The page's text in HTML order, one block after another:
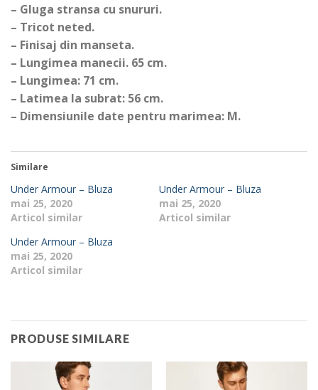
– Gluga stransa cu snururi.
– Tricot neted.
– Finisaj din manseta.
– Lungimea manecii. 65 cm.
– Lungimea: 71 cm.
– Latimea la subrat: 56 cm.
– Dimensiunile date pentru marimea: M.
Similare
Under Armour – Bluza
mai 25, 2020
Articol similar
Under Armour – Bluza
mai 25, 2020
Articol similar
Under Armour – Bluza
mai 25, 2020
Articol similar
PRODUSE SIMILARE